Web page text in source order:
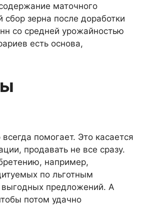
маточного
зерна после дора­ботки
со средней урожайностью
есть основа,
помогает. Это касается
прода­вать не все сразу.
напри­мер,
по льгот­ным
предло­жений. А
потом удачно